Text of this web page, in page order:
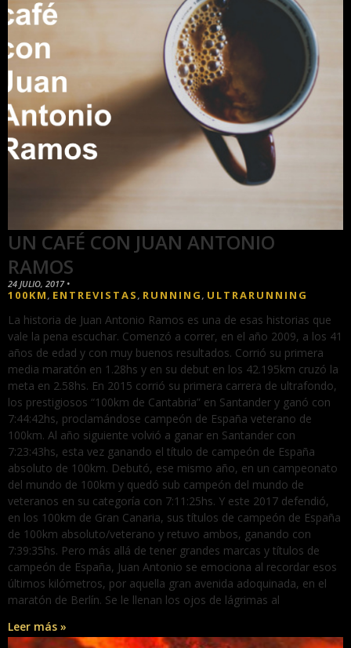
UN CAFÉ CON JUAN ANTONIO
RAMOS
24 JULIO, 2017 •
100KM , ENTREVISTAS , RUNNING , ULTRARUNNING
La historia de Juan Antonio Ramos es una de esas historias que
vale la pena escuchar. Comenzó a correr, en el año 2009, a los 41
años de edad y con muy buenos resultados. Corrió su primera
media maratón en 1.28hs y en su debut en los 42.195km cruzó la
meta en 2.58hs. En 2015 corrió su primera carrera de ultrafondo,
los prestigiosos “100km de Cantabria” en Santander y ganó con
7:44:42hs, proclamándose campeón de España veterano de
100km. Al año siguiente volvió a ganar en Santander con
7:23:43hs, esta vez ganando el título de campeón de España
absoluto de 100km. Debutó, ese mismo año, en un campeonato
del mundo de 100km y quedó sub campeón del mundo de
veteranos en su categoría con 7:11:25hs. Y este 2017 defendió,
en los 100km de Gran Canaria, sus títulos de campeón de España
de 100km absoluto/veterano y retuvo ambos, ganando con
7:39:35hs. Pero más allá de tener grandes marcas y títulos de
campeón de España, Juan Antonio se emociona al recordar esos
últimos kilómetros, por aquella gran avenida adoquinada, en el
maratón de Berlín. Se le llenan los ojos de lágrimas al
Leer más »